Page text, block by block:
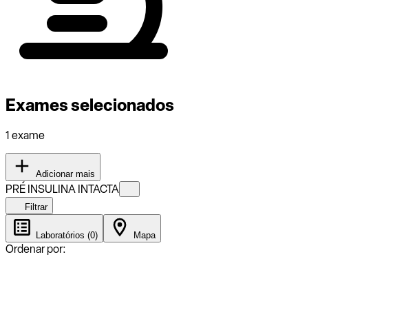
Exames selecionados
1 exame
Adicionar mais
PRÉ INSULINA INTACTA
Filtrar
Laboratórios (0) Mapa
Ordenar por: